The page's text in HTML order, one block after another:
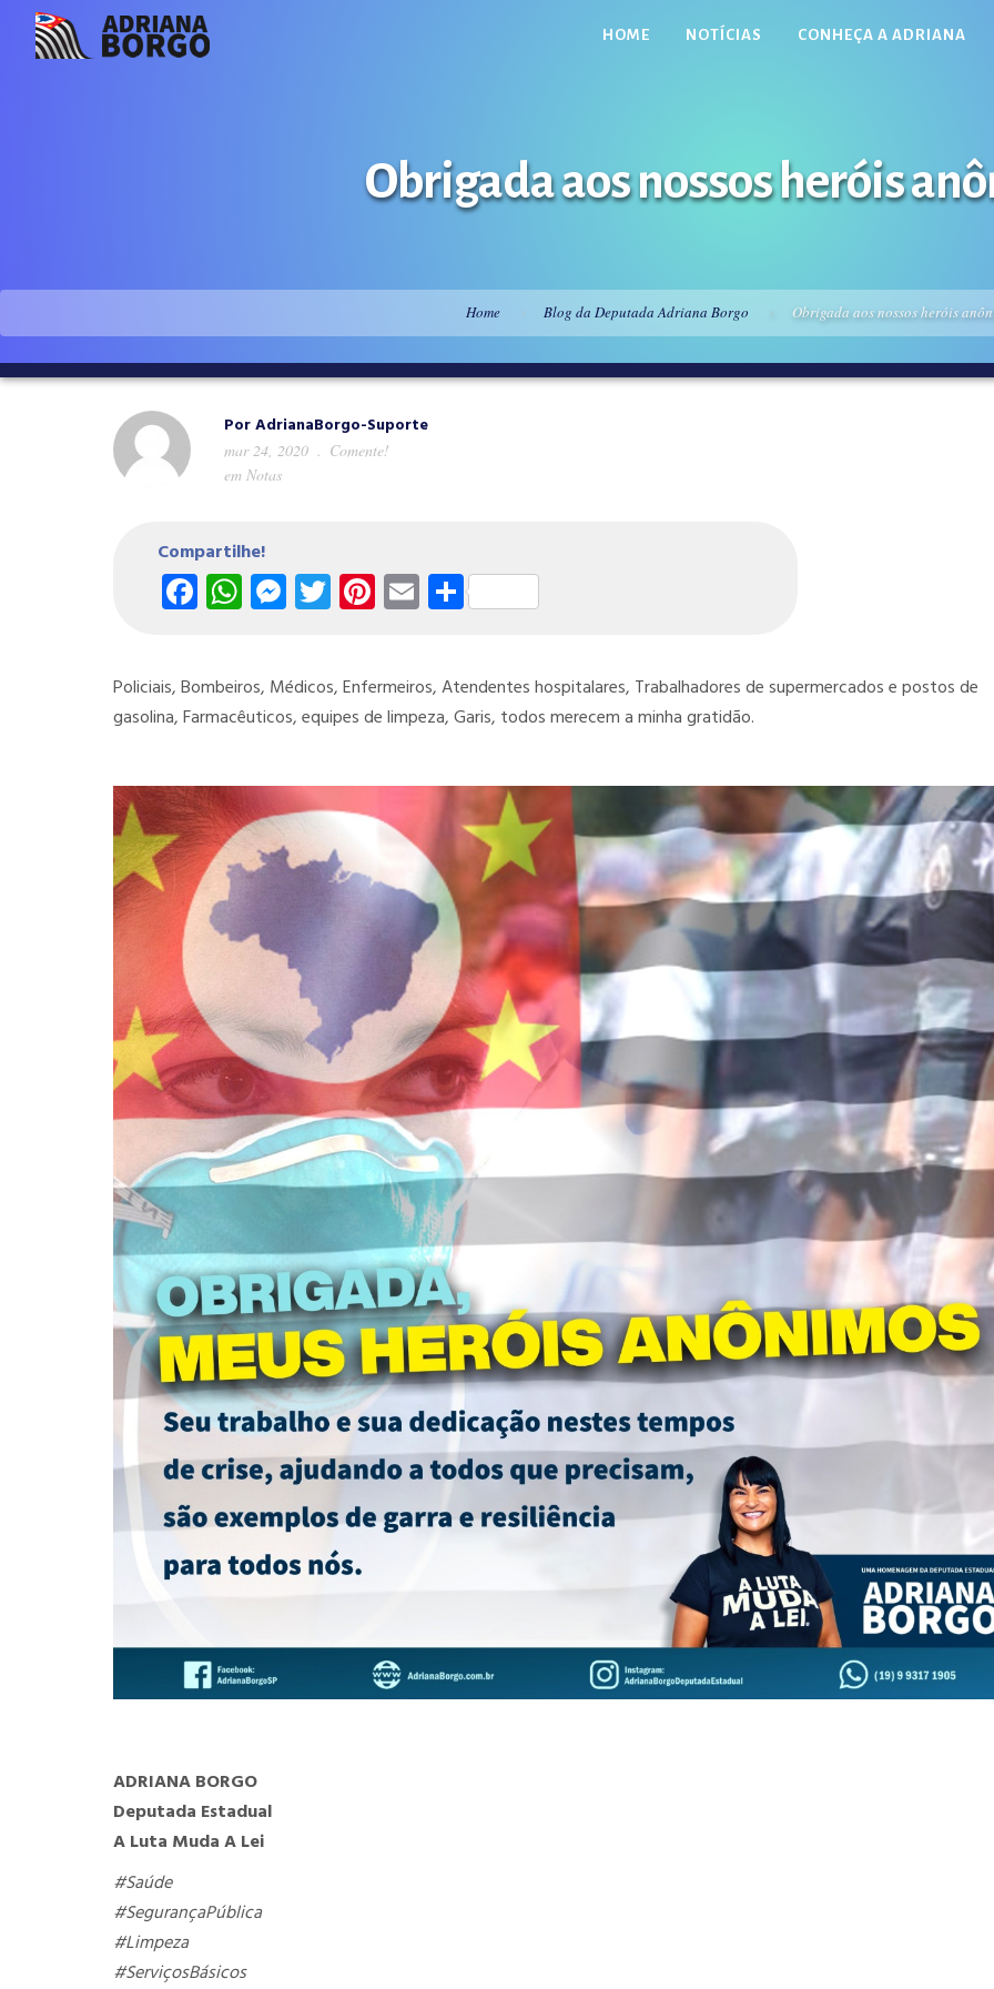
HOME NOTÍCIAS CONHEÇA A ADRIANA
Obrigada aos nossos heróis
Home Blog da Deputada Adriana Borgo Obrigada aos nossos heróis
PorAdrianaBorgo-Suporte
mar 24, 2020
Comente!
em Notas
Compartilhe!
Facebook
WhatsApp
Messenger
Twitter
Pinterest
Email
Share
Policiais, Bombeiros, Médicos, Enfermeiros, Atendentes hospitalares, Trabalhadores de supermercados e postos de
gasolina, Farmacêuticos, equipes de limpeza, Garis, todos merecem a minha gratidão.
ADRIANA BORGO
Deputada Estadual
A Luta Muda A Lei
#Saúde
#SegurançaPública
#Limpeza
#ServiçosBásicos